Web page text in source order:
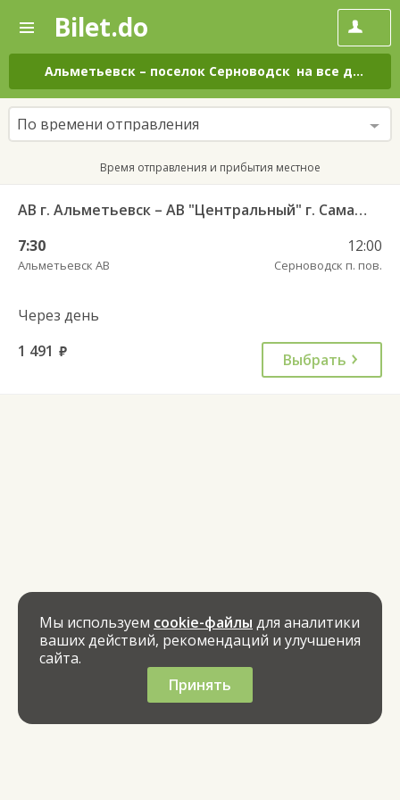
—
Поиск
и
покупка
билетов
на
автобус
онлайн
Bilet.do
Альметьевск – поселок Серноводск на все дни
По времени отправления
Время отправления и прибытия местное
АВ г. Альметьевск – АВ "Центральный" г. Самара
7:30
Альметьевск АВ
12:00
Серноводск п. пов.
Через день
1 491 руб. Выбрать
Мы используем cookie-файлы для аналитики
ваших действий, рекомендаций и улучшения
сайта.
Принять